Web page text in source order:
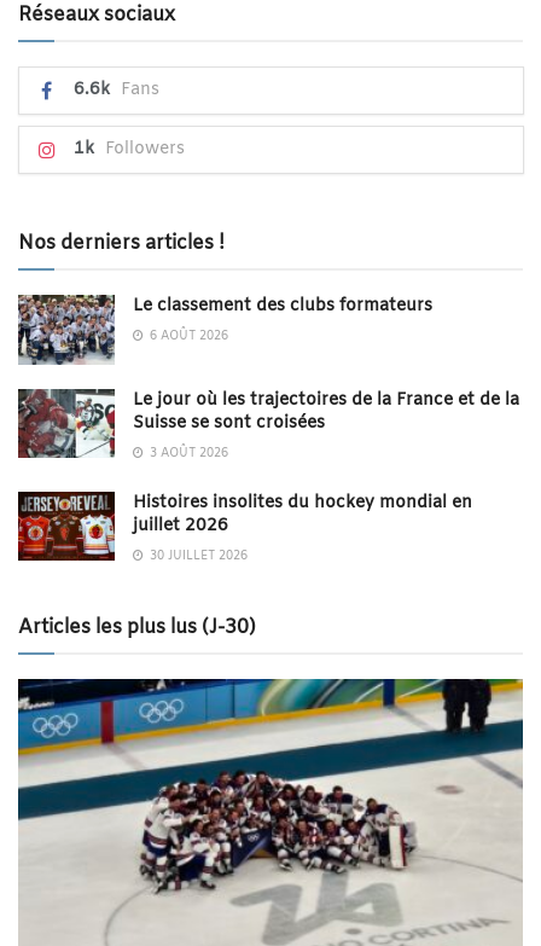
Réseaux sociaux
6.6k Fans
1k Followers
Nos derniers articles !
Le classement des clubs formateurs
6 AOÛT 2026
Le jour où les trajectoires de la France et de la
Suisse se sont croisées
3 AOÛT 2026
Histoires insolites du hockey mondial en
juillet 2026
30 JUILLET 2026
Articles les plus lus (J-30)